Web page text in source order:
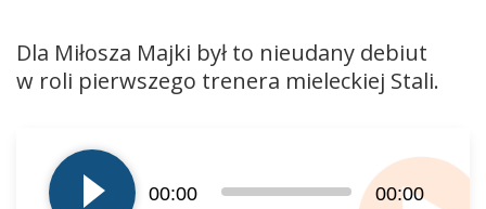
Dla Miłosza Majki był to nieudany debiut
w roli pierwszego trenera mieleckiej Stali.
plików
dźwiękowych
00:00 00:00